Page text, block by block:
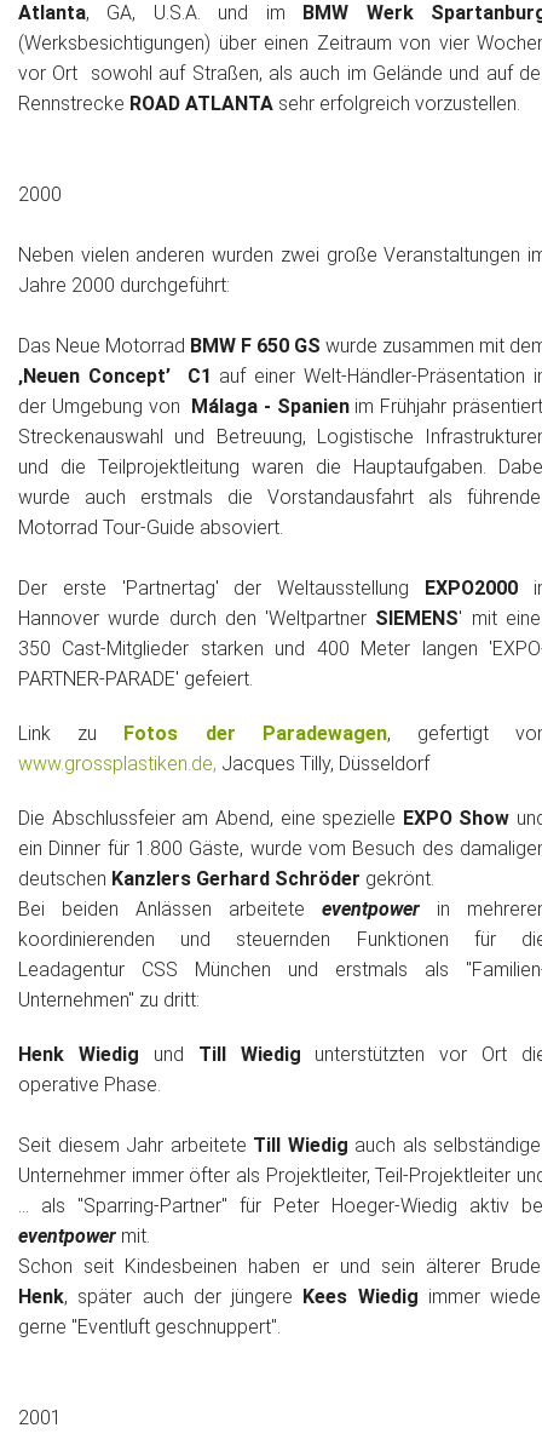
Atlanta, GA, U.S.A. und im BMW Werk
(Werksbesichtigungen) über einen Zeitraum von vier
vor Ort sowohl auf Straßen, als auch im Gelände und auf
Rennstrecke ROAD ATLANTA sehr erfolgreich vorzustellen.
2000
Neben vielen anderen wurden zwei große Veranstaltungen
Jahre 2000 durchgeführt:
Das Neue Motorrad BMW F 650 GS wurde zusammen mit
‚Neuen Concept’ C1 auf einer Welt-Händler-Präsentation
der Umgebung von Málaga - Spanienim Frühjahr
Streckenauswahl und Betreuung, Logistische
und die Teilprojektleitung waren die Hauptaufgaben.
wurde auch erstmals die Vorstandausfahrt als
Motorrad Tour-Guide absoviert.
Der erste 'Partnertag' der Weltausstellung EXPO2000
Hannover wurde durch den 'Weltpartner SIEMENS' mit
350 Cast-Mitglieder starken und 400 Meter langen
PARTNER-PARADE' gefeiert.
Link zu Fotos der Paradewagen, gefertigt
www.grossplastiken.de, Jacques Tilly, Düsseldorf
Die Abschlussfeier am Abend, eine spezielle EXPO Show
ein Dinner für 1.800 Gäste, wurde vom Besuch des
deutschen Kanzlers Gerhard Schröder gekrönt.
Bei beiden Anlässen arbeitete eventpower in
koordinierenden und steuernden Funktionen für
Leadagentur CSS München und erstmals als
Unternehmen" zu dritt:
Henk Wiedig und Till Wiedig unterstützten vor Ort
operative Phase.
Seit diesem Jahr arbeitete Till Wiedig auch als
Unternehmer immer öfter als Projektleiter, Teil-Projektleiter
... als "Sparring-Partner" für Peter Hoeger-Wiedig aktiv
eventpower mit.
Schon seit Kindesbeinen haben er und sein älterer
Henk, später auch der jüngere Kees Wiedig immer
gerne "Eventluft geschnuppert".
2001